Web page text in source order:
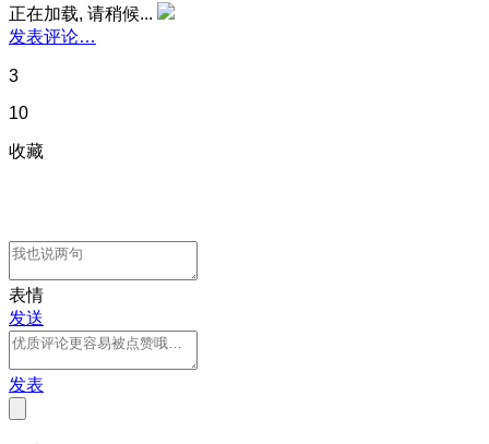
正在加载, 请稍候...
发表评论…
3
10
收藏
表情
发送
发表